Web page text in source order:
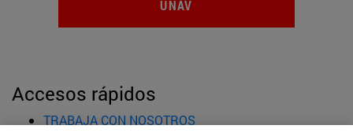
UNAV
Accesos rápidos
TRABAJA CON NOSOTROS